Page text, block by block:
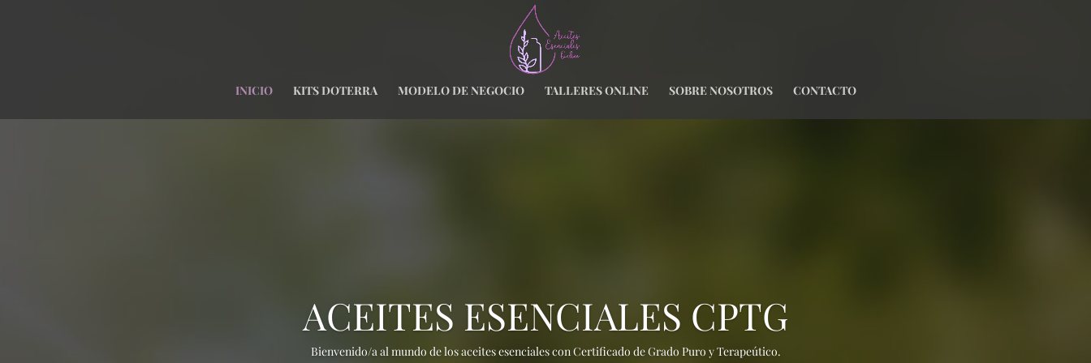
INICIO KITS DOTERRA MODELO DE NEGOCIO TALLERES ONLINE SOBRE NOSOTROS CONTACTO
ACEITES ESENCIALES CPTG
Bienvenido/a al mundo de los aceites esenciales con Certificado de Grado Puro y Terapeútico.